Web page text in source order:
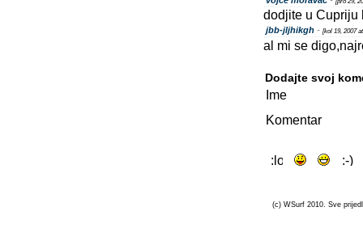
dodjite u Cupriju
jbb-jljhikgh - [kol 19, 2007
al mi se
Dodajte svoj
Ime
Komentar
(c) WSurf 2010. Sve